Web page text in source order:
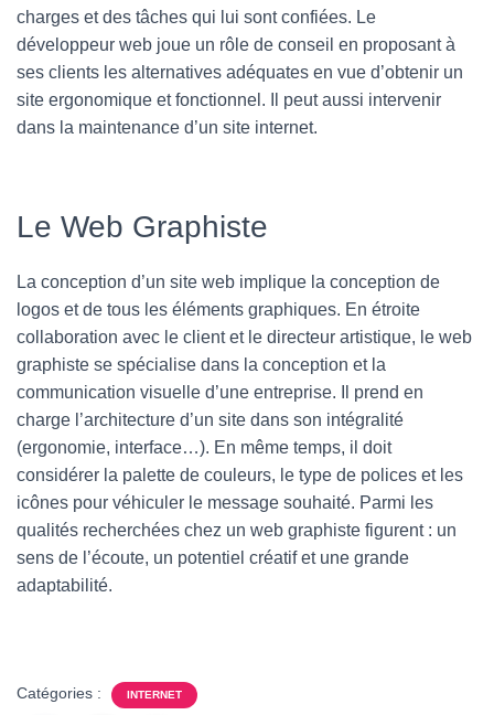
charges et des tâches qui lui sont confiées. Le
développeur web joue un rôle de conseil en proposant à
ses clients les alternatives adéquates en vue d’obtenir un
site ergonomique et fonctionnel. Il peut aussi intervenir
dans la maintenance d’un site internet.
Le Web Graphiste
La conception d’un site web implique la conception de
logos et de tous les éléments graphiques. En étroite
collaboration avec le client et le directeur artistique, le web
graphiste se spécialise dans la conception et la
communication visuelle d’une entreprise. Il prend en
charge l’architecture d’un site dans son intégralité
(ergonomie, interface…). En même temps, il doit
considérer la palette de couleurs, le type de polices et les
icônes pour véhiculer le message souhaité. Parmi les
qualités recherchées chez un web graphiste figurent : un
sens de l’écoute, un potentiel créatif et une grande
adaptabilité.
Catégories : INTERNET